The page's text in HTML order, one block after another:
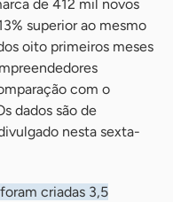
de 412 mil novos
superior ao mesmo
oito primeiros meses
com o
dados são de
nesta sexta-
criadas 3,5